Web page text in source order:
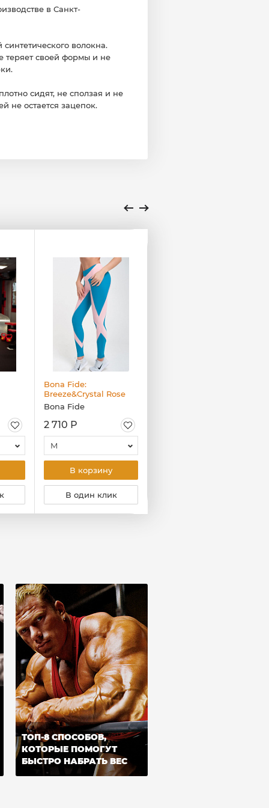
в Санкт-
волокна.
теряет своей формы и не
сидят, не сползая и не
не остается зацепок.
Bona Fide:
Breeze&Crystal Rose
Bona Fide
2 710 Р
M
В корзину
В один клик
ТОП-8 СПОСОБОВ,
КОТОРЫЕ ПОМОГУТ
БЫСТРО НАБРАТЬ ВЕС